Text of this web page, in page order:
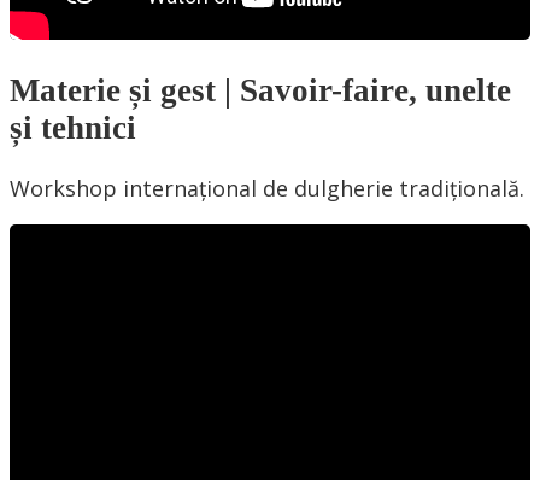
Materie și gest | Savoir-faire, unelte
și tehnici
Workshop internațional de dulgherie tradițională.